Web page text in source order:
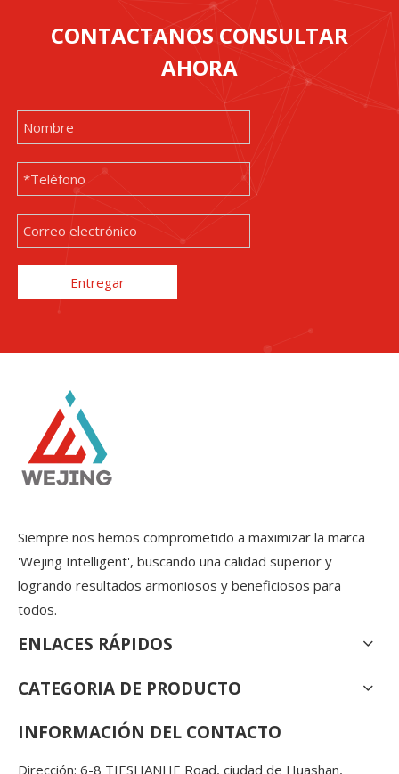
CONTACTANOS CONSULTAR
AHORA
Entregar
Siempre nos hemos comprometido a maximizar la marca
'Wejing Intelligent', buscando una calidad superior y
logrando resultados armoniosos y beneficiosos para
todos.
ENLACES RÁPIDOS
CATEGORIA DE PRODUCTO
INFORMACIÓN DEL CONTACTO
Dirección: 6-8 TIESHANHE Road, ciudad de Huashan,